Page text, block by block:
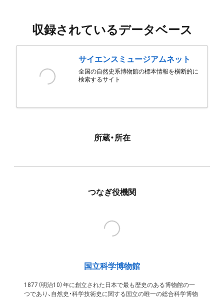
収録されているデータベース
サイエンスミュージアムネット
全国の自然史系博物館の標本情報を横断的に
検索するサイト
所蔵・所在
つなぎ役機関
国立科学博物館
1877（明治10）年に創立された日本で最も歴史のある博物館の一
つであり、自然史・科学技術史に関する国立の唯一の総合科学博物